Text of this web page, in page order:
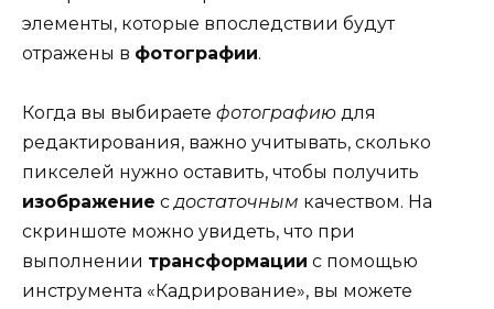
элементы, которые впоследствии будут
отражены в фотографии.
Когда вы выбираете фотографию для
редактирования, важно учитывать, сколько
пикселей нужно оставить, чтобы получить
изображение сдостаточным качеством. На
скриншоте можно увидеть, что при
выполнении трансформации с помощью
инструмента «Кадрирование», вы можете